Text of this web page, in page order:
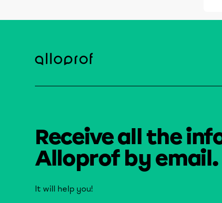
Receive all the
Alloprof by email.
It will help you!